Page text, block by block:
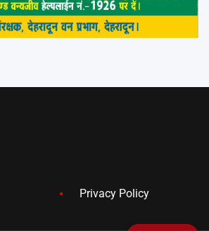
Privacy Policy